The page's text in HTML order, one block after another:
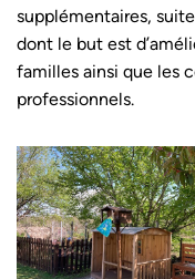
supplémentaires,
dont le but est
familles ainsi que les
professionnels.